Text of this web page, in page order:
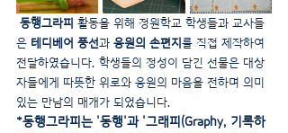
동행그라피 활동을 위해 정원학교 학생들과 교사들
은 테디베어 풍선과 응원의 손편지 를 직접 제작하여
전달하였습니다. 학생들의 정성이 담긴 선물은 대상
자들에게 따뜻한 위로와 응원의 마음을 전하며 의미
있는 만남의 매개가 되었습니다.
*동행그라피는 '동행'과 '그래피(Graphy, 기록하